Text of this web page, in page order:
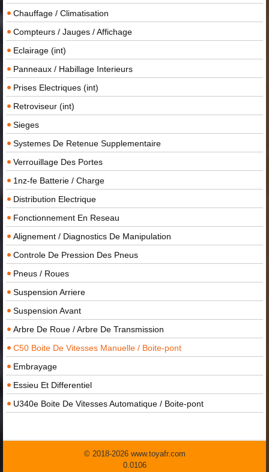
Chauffage / Climatisation
Compteurs / Jauges / Affichage
Eclairage (int)
Panneaux / Habillage Interieurs
Prises Electriques (int)
Retroviseur (int)
Sieges
Systemes De Retenue Supplementaire
Verrouillage Des Portes
1nz-fe Batterie / Charge
Distribution Electrique
Fonctionnement En Reseau
Alignement / Diagnostics De Manipulation
Controle De Pression Des Pneus
Pneus / Roues
Suspension Arriere
Suspension Avant
Arbre De Roue / Arbre De Transmission
C50 Boite De Vitesses Manuelle / Boite-pont
Embrayage
Essieu Et Differentiel
U340e Boite De Vitesses Automatique / Boite-pont
© 2018-2026 www.toyafr.com
0.0106